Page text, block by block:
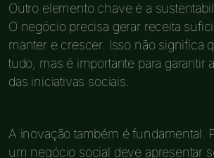
Outro elemento chave é a
O negócio precisa gerar receita
manter e crescer. Isso não significa
tudo, mas é importante para garantir
das iniciativas sociais.
A inovação também é fundamental.
um negócio social deve apresentar